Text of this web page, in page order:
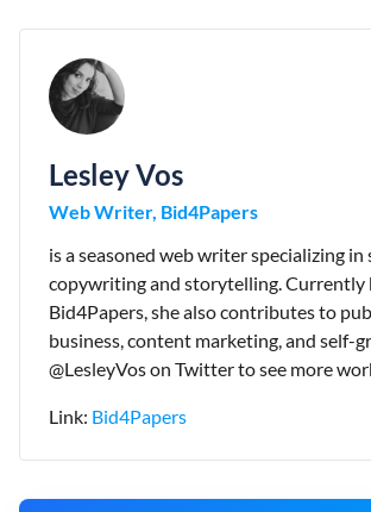
Lesley Vos
Web Writer, Bid4Papers
is a seasoned web writer specializing in
copywriting and storytelling. Currently
Bid4Papers, she also contributes to
business, content marketing, and self-
@LesleyVos on Twitter to see more
Link: Bid4Papers